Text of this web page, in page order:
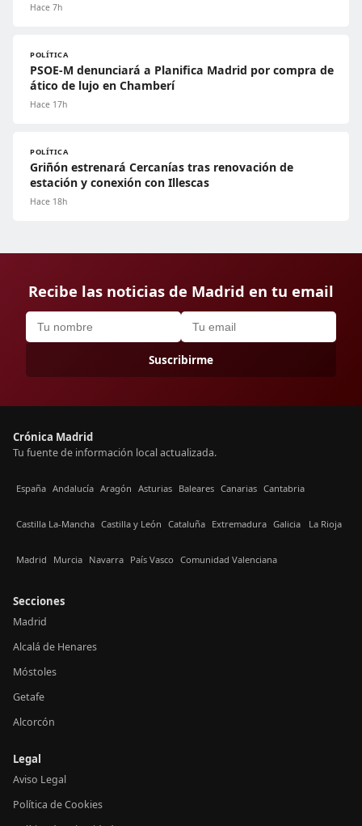
Hace 7h
POLÍTICA
PSOE-M denunciará a Planifica Madrid por compra de
ático de lujo en Chamberí
Hace 17h
POLÍTICA
Griñón estrenará Cercanías tras renovación de
estación y conexión con Illescas
Hace 18h
Recibe las noticias de Madrid en tu email
Suscribirme
Crónica Madrid
Tu fuente de información local actualizada.
España Andalucía Aragón Asturias Baleares Canarias Cantabria
Castilla La-Mancha Castilla y León Cataluña Extremadura Galicia La Rioja
Madrid Murcia Navarra País Vasco Comunidad Valenciana
Secciones
Madrid
Alcalá de Henares
Móstoles
Getafe
Alcorcón
Legal
Aviso Legal
Política de Cookies